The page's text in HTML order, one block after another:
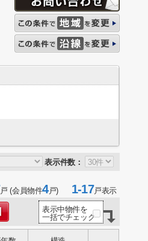
表示件数：
戸 (会員物件4戸)1-17戸表示
表示中物件を
一括でチェック